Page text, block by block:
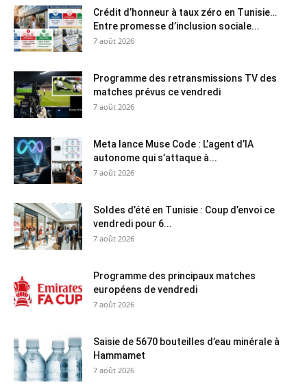
Crédit d’honneur à taux zéro en Tunisie…
Entre promesse d’inclusion sociale...
7 août 2026
Programme des retransmissions TV des
matches prévus ce vendredi
7 août 2026
Meta lance Muse Code : L’agent d’IA
autonome qui s’attaque à...
7 août 2026
Soldes d’été en Tunisie : Coup d’envoi ce
vendredi pour 6...
7 août 2026
Programme des principaux matches
européens de vendredi
7 août 2026
Saisie de 5670 bouteilles d’eau minérale à
Hammamet
7 août 2026